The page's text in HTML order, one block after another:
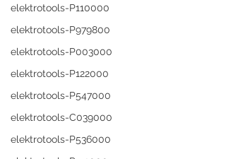
elektrotools-P110000
elektrotools-P979800
elektrotools-P003000
elektrotools-P122000
elektrotools-P547000
elektrotools-C039000
elektrotools-P536000